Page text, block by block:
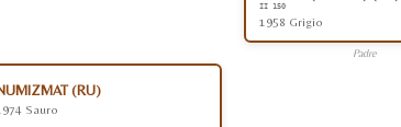
(RU)
Sauro
II 150
1958 Grigio
Padre